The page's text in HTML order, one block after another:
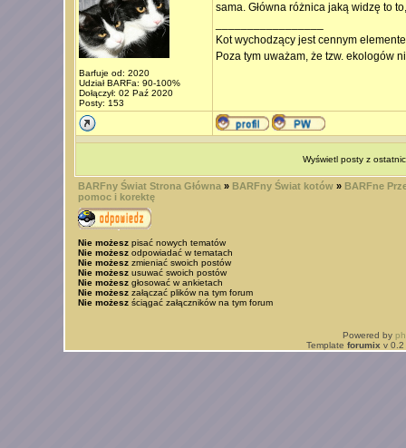
Barfuje od: 2020
Udział BARFa: 90-100%
Dołączył: 02 Paź 2020
Posty: 153
sama. Główna różnica jaką widzę to
Kot wychodzący jest cennym
Poza tym uważam, że tzw. ekologów
Wyświetl posty z
BARFny Świat Strona Główna» BARFny Świat kotów» BARFne
pomoc i korektę
Nie możeszpisać nowych tematów
Nie możeszodpowiadać w tematach
Nie możeszzmieniać swoich postów
Nie możeszusuwać swoich postów
Nie możeszgłosować w ankietach
Nie możeszzałączać plików na tym forum
Nie możeszściągać załączników na tym forum
Powered by
Template forumix v 0.2